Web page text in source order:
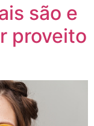
são e
proveito